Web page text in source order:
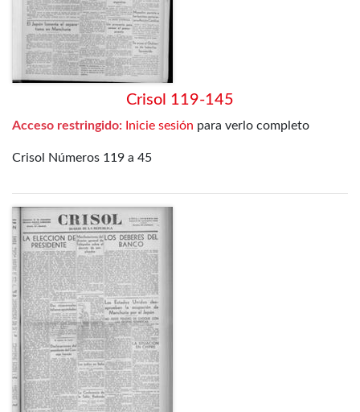
Crisol 119-145
Acceso restringido: Inicie sesión para verlo completo
Crisol Números 119 a 45